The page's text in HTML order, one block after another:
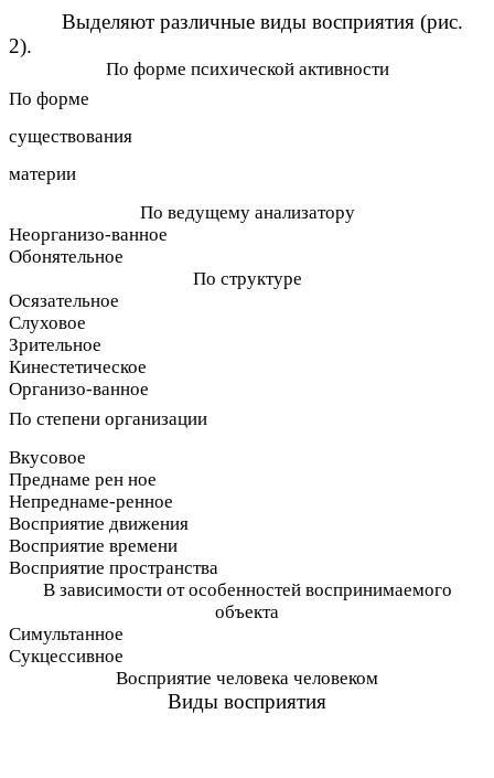
Выделяют различные виды восприятия (рис.
2).
По форме психической активности
По форме
существования
материи
По ведущему анализатору
Неорганизо-ванное
Обонятельное
По структуре
Осязательное
Слуховое
Зрительное
Кинестетическое
Организо-ванное
По степени организации
Вкусовое
Преднаме рен ное
Непреднаме-ренное
Восприятие движения
Восприятие времени
Восприятие пространства
В зависимости от особенностей воспринимаемого
объекта
Симультанное
Сукцессивное
Восприятие человека человеком
Виды восприятия